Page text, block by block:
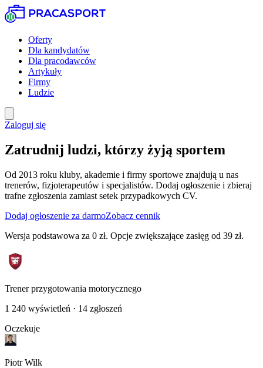
Oferty
Dla kandydatów
Dla pracodawców
Artykuły
Firmy
Ludzie
Zaloguj się
Zatrudnij ludzi, którzy żyją sportem
Od 2013 roku kluby, akademie i firmy sportowe znajdują u nas
trenerów, fizjoterapeutów i specjalistów. Dodaj ogłoszenie i zbieraj
trafne zgłoszenia zamiast setek przypadkowych CV.
Dodaj ogłoszenie za darmoZobacz cennik
Wersja podstawowa za 0 zł. Opcje zwiększające zasięg od 39 zł.
Trener przygotowania motorycznego
1 240 wyświetleń · 14 zgłoszeń
Oczekuje
Piotr Wilk